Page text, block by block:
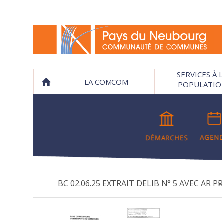
LA COMCOM
SERVICES À
BC 02.06.25 EXTRAIT DELIB N° 5 AVEC AR